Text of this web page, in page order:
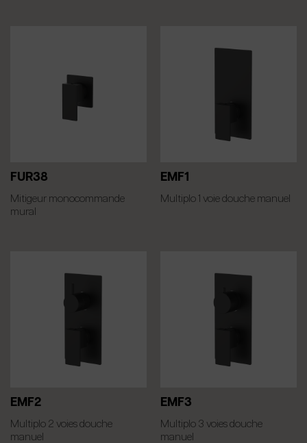
FUR38
Mitigeur monocommande
mural
EMF1
Multiplo 1 voie douche manuel
EMF2
Multiplo 2 voies douche
manuel
EMF3
Multiplo 3 voies douche
manuel